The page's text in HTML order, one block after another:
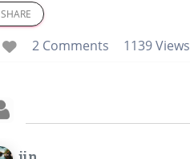
SHARE
2 Comments 1139 Views